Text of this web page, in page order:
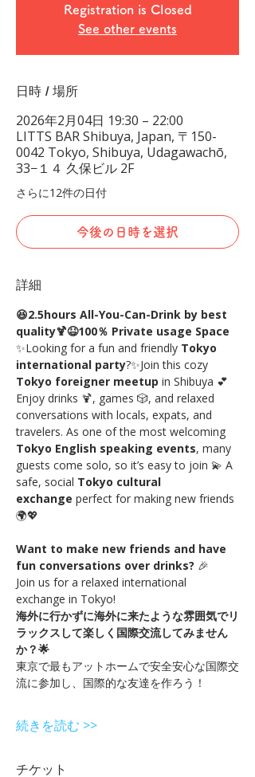
Registration is Closed
See other events
日時 / 場所
2026年2月04日 19:30 – 22:00
LITTS BAR Shibuya, Japan, 〒150-
0042 Tokyo, Shibuya, Udagawachō,
33−１４ 久保ビル 2F
さらに12件の日付
今後の日時を選択
詳細
😆2.5hours All-You-Can-Drink by best
quality🍹😆100％ Private usage Space
✨Looking for a fun and friendly Tokyo
international party?✨Join this cozy
Tokyo foreigner meetup in Shibuya 💕
Enjoy drinks 🍹, games 🎲, and relaxed
conversations with locals, expats, and
travelers. As one of the most welcoming
Tokyo English speaking events, many
guests come solo, so it’s easy to join 💫 A
safe, social Tokyo cultural
exchange perfect for making new friends
🌍💖
Want to make new friends and have
fun conversations over drinks? 🎉
Join us for a relaxed international
exchange in Tokyo!
海外に行かずに海外に来たような雰囲気でリ
ラックスして楽しく国際交流してみません
か？🌟
東京で最もアットホームで安全安心な国際交
流に参加し、国際的な友達を作ろう！
続きを読む >>
チケット